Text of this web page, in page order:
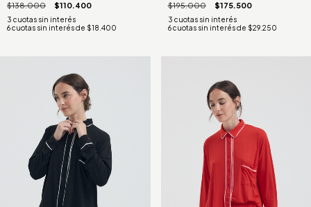
$138.000 $110.400
6cuotas sin interés de $18.400
$195.000 $175.500
6 cuotas sin interés de $29.250